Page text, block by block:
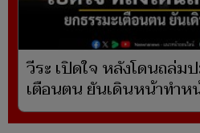
วีระ เปิดใจ หลังโดนถล่ม
เตือนตน ยันเดินหน้าทำห